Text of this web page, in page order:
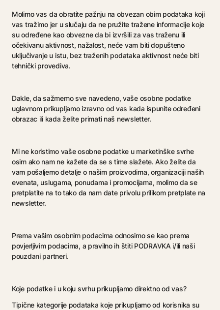
Molimo vas da obratite pažnju na obvezan obim podataka koji
vas tražimo jer u slučaju da ne pružite tražene informacije koje
su određene kao obvezne da bi izvršili za vas traženu ili
očekivanu aktivnost, nažalost, neće vam biti dopušteno
uključivanje u istu, bez traženih podataka aktivnost neće biti
tehnički provediva.
Dakle, da sažmemo sve navedeno, vaše osobne podatke
uglavnom prikupljamo izravno od vas kada ispunite određeni
obrazac ili kada želite primati naš newsletter.
Mi ne koristimo vaše osobne podatke u marketinške svrhe
osim ako nam ne kažete da se s time slažete. Ako želite da
vam pošaljemo detalje o našim proizvodima, organizaciji naših
evenata, uslugama, ponudama i promocijama, molimo da se
pretplatite na to tako da nam date privolu prilikom pretplate na
newsletter.
Prema vašim osobnim podacima odnosimo se kao prema
povjerljivim podacima, a pravilno ih štiti PODRAVKA i/ili naši
pouzdani partneri.
Koje podatke i u koju svrhu prikupljamo direktno od vas?
Tipične kategorije podataka koje prikupljamo od korisnika su